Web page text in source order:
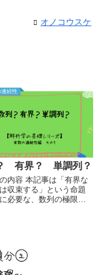
オノコウスケ
連続性
有界？ 単調列？
事は「有界な
収束する」という命題
必要な、数列の極限を
は実数の連続性と関連...